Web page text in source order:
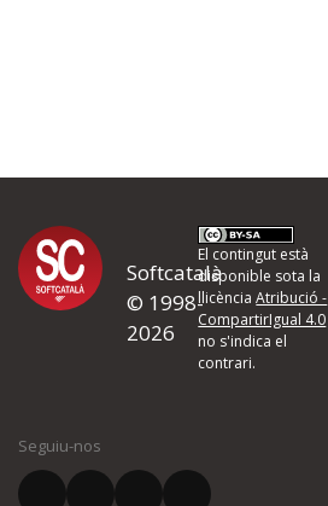
Softcatalà
© 1998-
2026
El contingut està
disponible sota la
llicènciaAtribució -
CompartirIgual 4.0
no s'indica el
contrari.
Seguiu-nos